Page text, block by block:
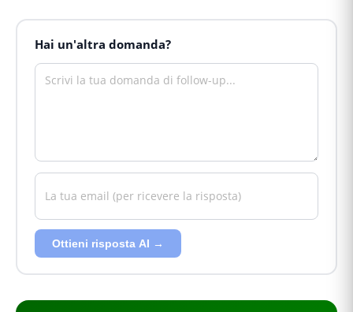
Hai un'altra domanda?
Ottieni risposta AI →